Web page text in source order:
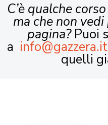
C’è qualche
ma che non
pagina?Puoi
a info@gazzera.it
quelli